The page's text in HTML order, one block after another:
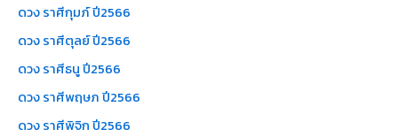
ดวง ราศีกุมภ์ ปี2566
ดวง ราศีตุลย์ ปี2566
ดวง ราศีธนู ปี2566
ดวง ราศีพฤษภ ปี2566
ดวง ราศีพิจิก ปี2566